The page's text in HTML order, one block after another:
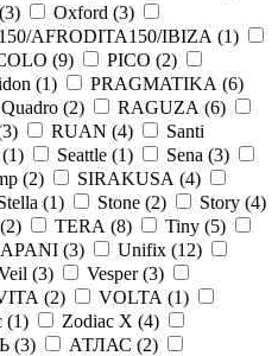
3) Oxford (3)
AFRODITA150/IBIZA (1)
(9) PICO (2)
(1) PRAGMATIKA (6)
Quadro (2) RAGUZA (6)
3) RUAN (4)
Santi
1) Seattle (1) Sena (3)
(2) SIRAKUSA (4)
(1) Stone (2) Story (4)
2) TERA (8) Tiny (5)
(3) Unifix (12)
(3) Vesper (3)
(2) VOLTA (1)
(1) Zodiac X (4)
(3) АТЛАС (2)